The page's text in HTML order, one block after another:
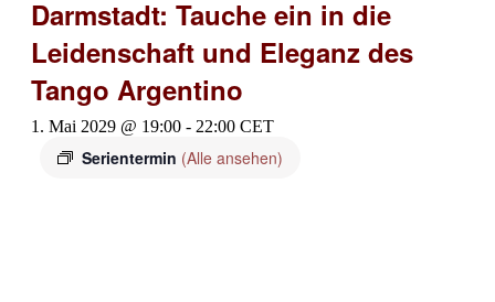
Darmstadt: Tauche ein in die
Leidenschaft und Eleganz des
Tango Argentino
1. Mai 2029 @ 19:00 - 22:00 CET
Serientermin (Alle ansehen)